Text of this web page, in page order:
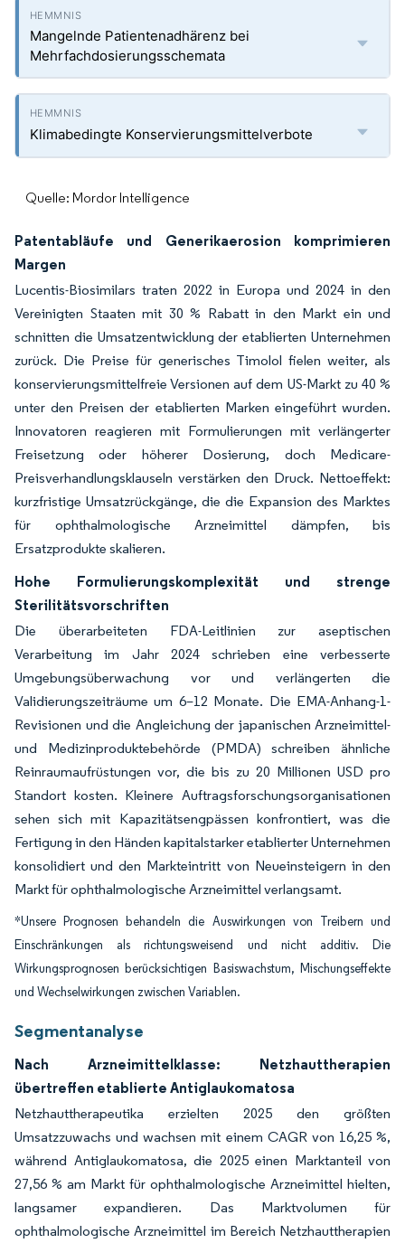
Mangelnde Patientenadhärenz bei
Mehrfachdosierungsschemata
Klimabedingte Konservierungsmittelverbote
Quelle: Mordor Intelligence
Patentabläufe und Generikaerosion komprimieren
Margen
Lucentis-Biosimilars traten 2022 in Europa und 2024 in den
Vereinigten Staaten mit 30 % Rabatt in den Markt ein und
schnitten die Umsatzentwicklung der etablierten Unternehmen
zurück. Die Preise für generisches Timolol fielen weiter, als
konservierungsmittelfreie Versionen auf dem US-Markt zu 40 %
unter den Preisen der etablierten Marken eingeführt wurden.
Innovatoren reagieren mit Formulierungen mit verlängerter
Freisetzung oder höherer Dosierung, doch Medicare-
Preisverhandlungsklauseln verstärken den Druck. Nettoeffekt:
kurzfristige Umsatzrückgänge, die die Expansion des Marktes
für ophthalmologische Arzneimittel dämpfen, bis
Ersatzprodukte skalieren.
Hohe Formulierungskomplexität und strenge
Sterilitätsvorschriften
Die überarbeiteten FDA-Leitlinien zur aseptischen
Verarbeitung im Jahr 2024 schrieben eine verbesserte
Umgebungsüberwachung vor und verlängerten die
Validierungszeiträume um 6–12 Monate. Die EMA-Anhang-1-
Revisionen und die Angleichung der japanischen Arzneimittel-
und Medizinproduktebehörde (PMDA) schreiben ähnliche
Reinraumaufrüstungen vor, die bis zu 20 Millionen USD pro
Standort kosten. Kleinere Auftragsforschungsorganisationen
sehen sich mit Kapazitätsengpässen konfrontiert, was die
Fertigung in den Händen kapitalstarker etablierter Unternehmen
konsolidiert und den Markteintritt von Neueinsteigern in den
Markt für ophthalmologische Arzneimittel verlangsamt.
*Unsere Prognosen behandeln die Auswirkungen von Treibern und
Einschränkungen als richtungsweisend und nicht additiv. Die
Wirkungsprognosen berücksichtigen Basiswachstum, Mischungseffekte
und Wechselwirkungen zwischen Variablen.
Segmentanalyse
Nach Arzneimittelklasse: Netzhauttherapien
übertreffen etablierte Antiglaukomatosa
Netzhauttherapeutika erzielten 2025 den größten
Umsatzzuwachs und wachsen mit einem CAGR von 16,25 %,
während Antiglaukomatosa, die 2025 einen Marktanteil von
27,56 % am Markt für ophthalmologische Arzneimittel hielten,
langsamer expandieren. Das Marktvolumen für
ophthalmologische Arzneimittel im Bereich Netzhauttherapien